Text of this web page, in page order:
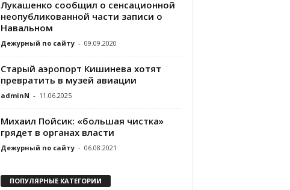
Лукашенко сообщил о сенсационной
неопубликованной части записи о
Навальном
Дежурный по сайту - 09.09.2020
Старый аэропорт Кишинева хотят
превратить в музей авиации
adminN - 11.06.2025
Михаил Пойсик: «большая чистка»
грядет в органах власти
Дежурный по сайту - 06.08.2021
ПОПУЛЯРНЫЕ КАТЕГОРИИ